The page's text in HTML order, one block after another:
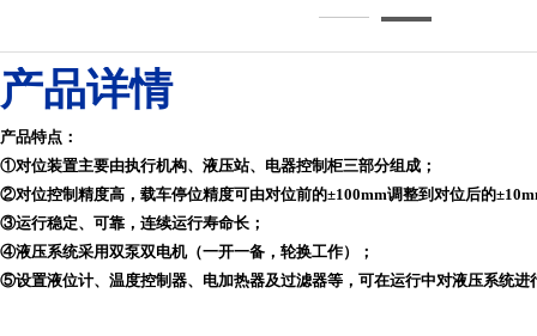
产品特点：
①对位装置主要由执行机构、液压站、电器控制柜三部分组成；
②对位控制精度高，载车停位精度可由对位前的±100mm调整到对位后的
③运行稳定、可靠，连续运行寿命长；
④液压系统采用双泵双电机（一开一备，轮换工作）；
⑤设置液位计、温度控制器、电加热器及过滤器等，可在运行中对液压系统进
产品详情